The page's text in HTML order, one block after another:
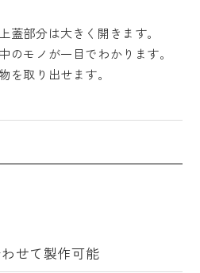
蓋部分は大きく開きます。
のモノが一目でわかります。
を取り出せます。
せて製作可能